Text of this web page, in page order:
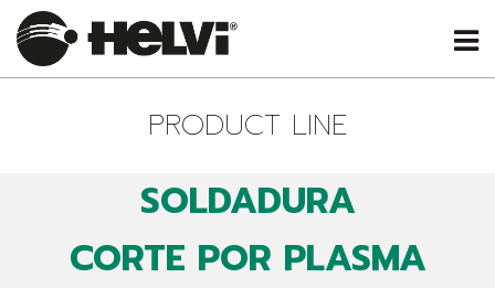
PRODUCT LINE
SOLDADURA
CORTE POR PLASMA